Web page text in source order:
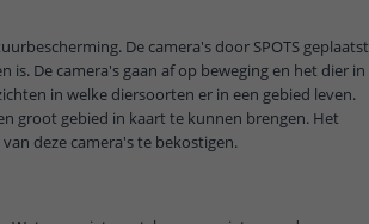
De camera's door SPOTS geplaatst
De camera's gaan af op beweging en het dier in
in welke diersoorten er in een gebied leven.
groot gebied in kaart te kunnen brengen. Het
deze camera's te bekostigen.